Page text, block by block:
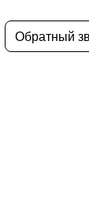
Обратный